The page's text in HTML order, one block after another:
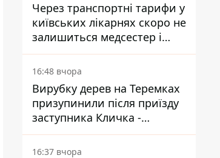
Через транспортні тарифи у
київських лікарнях скоро не
залишиться медсестер і
санітарок - професор
Голубовська
16:48 вчора
Вирубку дерев на Теремках
призупинили після приїзду
заступника Кличка -
почався діалог
16:37 вчора